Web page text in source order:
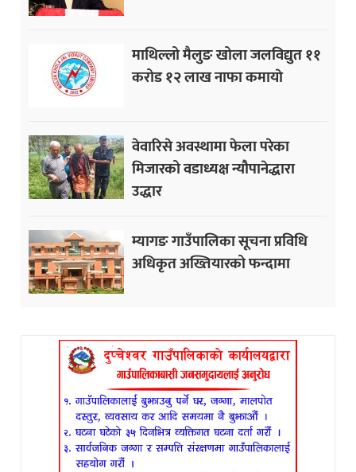
माथिल्लो मैलुङ खोला जलविद्युत ११
करोड १२ लाख नाफा कमायाे
वेवारिसे अवस्थामा फेला परेका
मिजारको वडाध्यक्ष न्यौपानेद्धारा
उद्धार
म्यागङ गाउँपालिका सूचना प्रविधि
अधिकृत अख्तियारको फन्दामा